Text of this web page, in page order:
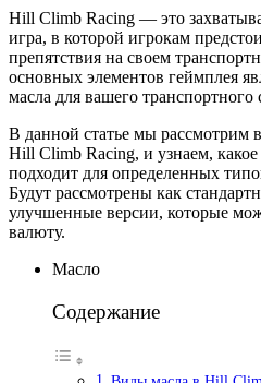
Hill Climb Racing — это
игра, в которой игрокам
препятствия на своем
основных элементов геймплея
масла для вашего транспортного
В данной статье мы рассмотрим
Hill Climb Racing, и узнаем,
подходит для определенных
Будут рассмотрены как
улучшенные версии, которые
валюту.
Масло
Содержание